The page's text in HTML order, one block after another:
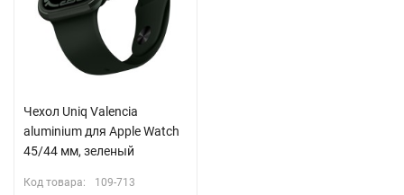
Чехол Uniq Valencia
aluminium для Apple Watch
45/44 мм, зеленый
Код товара: 109-713